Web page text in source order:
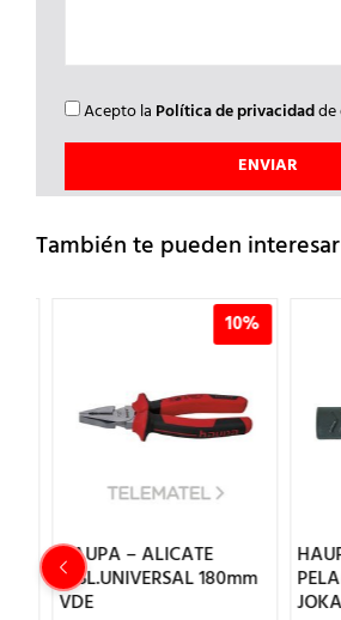
Acepto la Política de privacidadde
También te pueden interesar
10%
HAUPA – ALICATE
AISL.UNIVERSAL 180mm
VDE